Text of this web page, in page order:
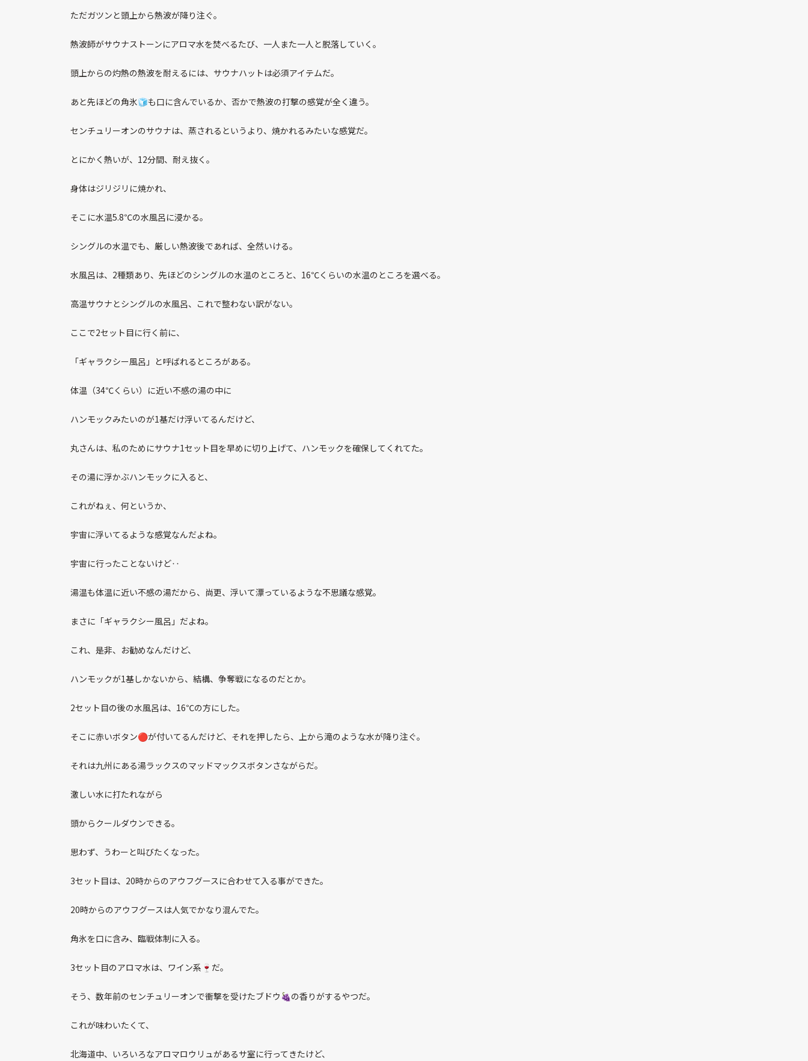
ただガツンと頭上から熱波が降り注ぐ。
熱波師がサウナストーンにアロマ水を焚べるたび、一人また一人と脱落していく。
頭上からの灼熱の熱波を耐えるには、サウナハットは必須アイテムだ。
あと先ほどの角氷🧊も口に含んでいるか、否かで熱波の打撃の感覚が全く違う。
センチュリーオンのサウナは、蒸されるというより、焼かれるみたいな感覚だ。
とにかく熱いが、12分間、耐え抜く。
身体はジリジリに焼かれ、
そこに水温5.8℃の水風呂に浸かる。
シングルの水温でも、厳しい熱波後であれば、全然いける。
水風呂は、2種類あり、先ほどのシングルの水温のところと、16℃くらいの水温のところを選べる。
高温サウナとシングルの水風呂、これで整わない訳がない。
ここで2セット目に行く前に、
「ギャラクシー風呂」と呼ばれるところがある。
体温（34℃くらい）に近い不感の湯の中に
ハンモックみたいのが1基だけ浮いてるんだけど、
丸さんは、私のためにサウナ1セット目を早めに切り上げて、ハンモックを確保してくれてた。
その湯に浮かぶハンモックに入ると、
これがねぇ、何というか、
宇宙に浮いてるような感覚なんだよね。
宇宙に行ったことないけど‥
湯温も体温に近い不感の湯だから、尚更、浮いて漂っているような不思議な感覚。
まさに「ギャラクシー風呂」だよね。
これ、是非、お勧めなんだけど、
ハンモックが1基しかないから、結構、争奪戦になるのだとか。
2セット目の後の水風呂は、16℃の方にした。
そこに赤いボタン🔴が付いてるんだけど、それを押したら、上から滝のような水が降り注ぐ。
それは九州にある湯ラックスのマッドマックスボタンさながらだ。
激しい水に打たれながら
頭からクールダウンできる。
思わず、うわーと叫びたくなった。
3セット目は、20時からのアウフグースに合わせて入る事ができた。
20時からのアウフグースは人気でかなり混んでた。
角氷を口に含み、臨戦体制に入る。
3セット目のアロマ水は、ワイン系🍷だ。
そう、数年前のセンチュリーオンで衝撃を受けたブドウ🍇の香りがするやつだ。
これが味わいたくて、
北海道中、いろいろなアロマロウリュがあるサ室に行ってきたけど、